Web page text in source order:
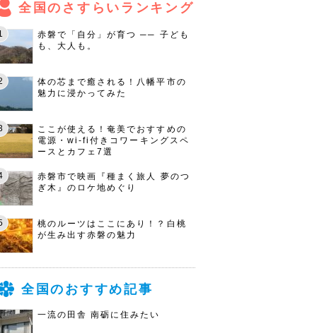
全国のさすらいランキング
赤磐で「自分」が育つ ── 子ども
も、大人も。
体の芯まで癒される！八幡平市の
魅力に浸かってみた
ここが使える！奄美でおすすめの
電源・wi-fi付きコワーキングスペ
ースとカフェ7選
赤磐市で映画『種まく旅人 夢のつ
ぎ木』のロケ地めぐり
桃のルーツはここにあり！？白桃
が生み出す赤磐の魅力
全国のおすすめ記事
一流の田舎 南砺に住みたい